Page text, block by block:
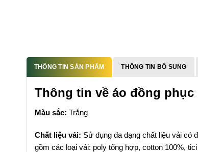
THÔNG TIN SẢN PHẨM THÔNG TIN BỔ SUNG
Thông tin về áo đồng phục
Màu sắc: Trắng
Chất liệu vải: Sử dụng đa dạng chất liệu vải có
gồm các loại vải: poly tổng hợp, cotton 100%,